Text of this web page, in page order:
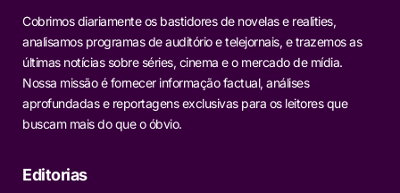
Cobrimos diariamente os bastidores de novelas e realities,
analisamos programas de auditório e telejornais, e trazemos as
últimas notícias sobre séries, cinema e o mercado de mídia.
Nossa missão é fornecer informação factual, análises
aprofundadas e reportagens exclusivas para os leitores que
buscam mais do que o óbvio.
Editorias